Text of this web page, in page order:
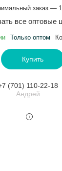
заказ —
все оптовые
Только оптом
Купить
(701) 110-22-18
Андрей